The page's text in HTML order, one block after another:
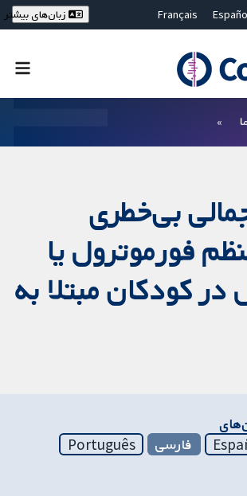
Français
ไท
繁體中文
زبان‌های بیشتر
بی‌خطری
فورموترول یا
در کودکان مبتلا به
فارسی
Português